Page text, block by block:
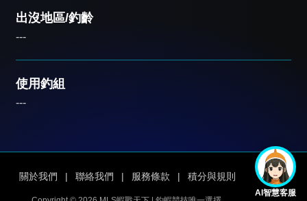
出沒地區/釣齡
---
使用釣組
---
AI智慧客服
關於我們 | 聯絡我們 | 服務條款 | 積分與規則